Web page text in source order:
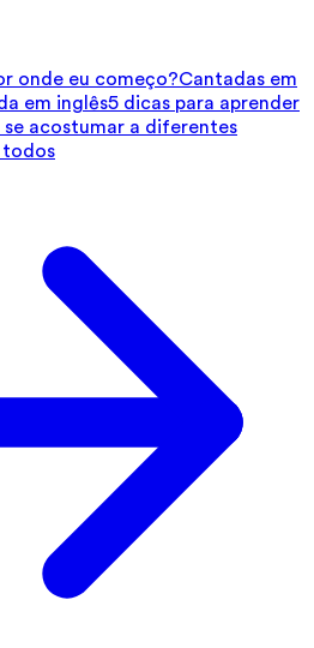
onde eu começo?Cantadas em
em inglês5 dicas para aprender
se acostumar a diferentes
todos